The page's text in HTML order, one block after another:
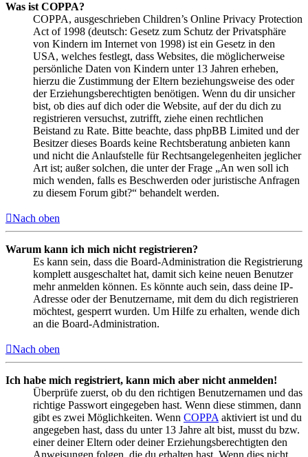
Was ist COPPA?
COPPA, ausgeschrieben Children’s Online Privacy Protection
Act of 1998 (deutsch: Gesetz zum Schutz der Privatsphäre
von Kindern im Internet von 1998) ist ein Gesetz in den
USA, welches festlegt, dass Websites, die möglicherweise
persönliche Daten von Kindern unter 13 Jahren erheben,
hierzu die Zustimmung der Eltern beziehungsweise des oder
der Erziehungsberechtigten benötigen. Wenn du dir unsicher
bist, ob dies auf dich oder die Website, auf der du dich zu
registrieren versuchst, zutrifft, ziehe einen rechtlichen
Beistand zu Rate. Bitte beachte, dass phpBB Limited und der
Besitzer dieses Boards keine Rechtsberatung anbieten kann
und nicht die Anlaufstelle für Rechtsangelegenheiten jeglicher
Art ist; außer solchen, die unter der Frage „An wen soll ich
mich wenden, falls es Beschwerden oder juristische Anfragen
zu diesem Forum gibt?“ behandelt werden.
Nach oben
Warum kann ich mich nicht registrieren?
Es kann sein, dass die Board-Administration die Registrierung
komplett ausgeschaltet hat, damit sich keine neuen Benutzer
mehr anmelden können. Es könnte auch sein, dass deine IP-
Adresse oder der Benutzername, mit dem du dich registrieren
möchtest, gesperrt wurden. Um Hilfe zu erhalten, wende dich
an die Board-Administration.
Nach oben
Ich habe mich registriert, kann mich aber nicht anmelden!
Überprüfe zuerst, ob du den richtigen Benutzernamen und das
richtige Passwort eingegeben hast. Wenn diese stimmen, dann
gibt es zwei Möglichkeiten. Wenn COPPA aktiviert ist und du
angegeben hast, dass du unter 13 Jahre alt bist, musst du bzw.
einer deiner Eltern oder deiner Erziehungsberechtigten den
Anweisungen folgen, die du erhalten hast. Wenn dies nicht